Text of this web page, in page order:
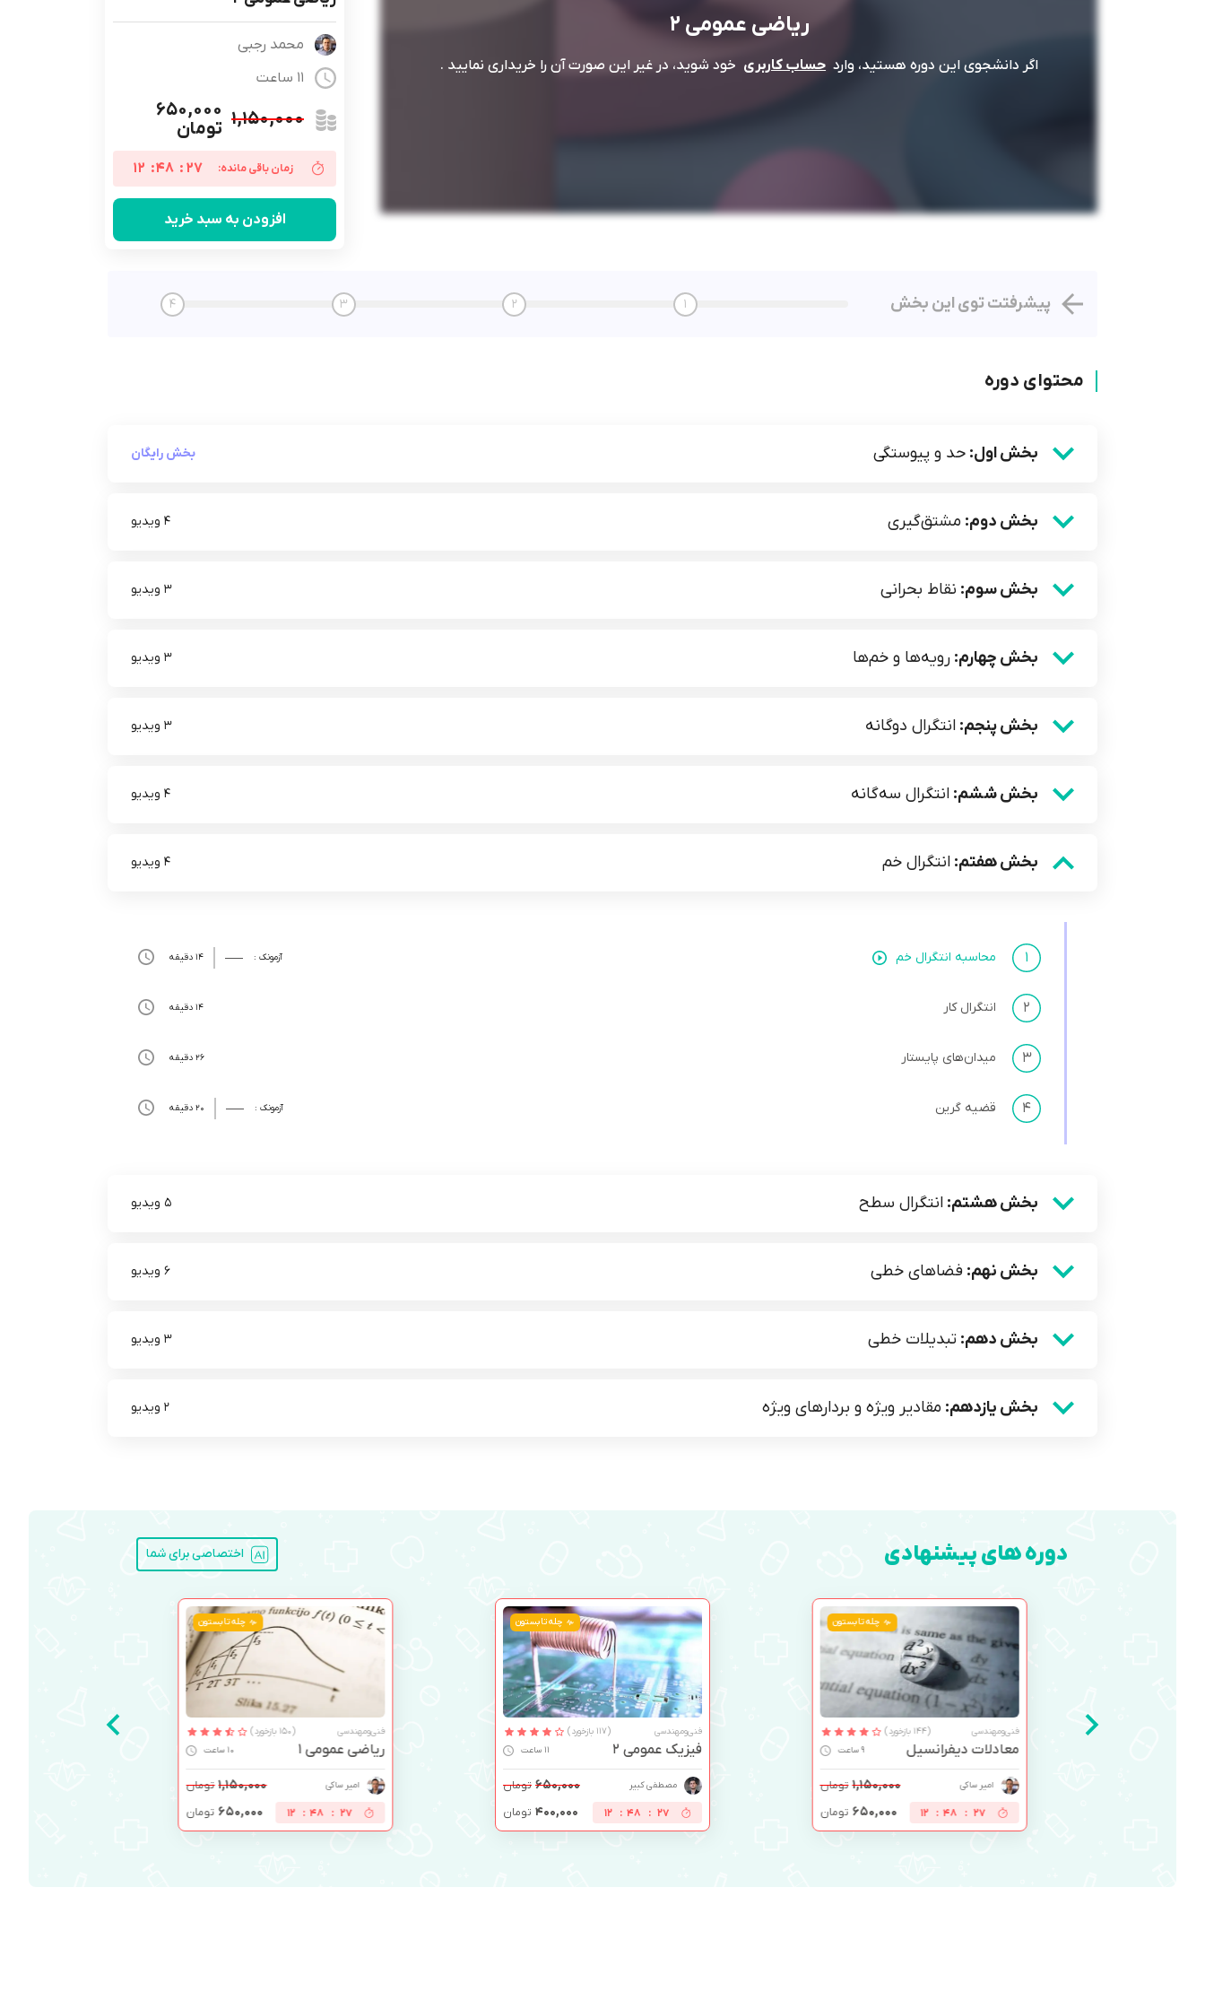
ریاضی عمومی 2
اگر دانشجوی این دوره هستید، وارد حساب کاربری خود شوید، در غیر این صورت آن را خریداری نمایید .
محمد رجبی
11 ساعت
۱,۱۵۰,۰۰۰ ۶۵۰,۰۰۰
تومان
زمان باقی مانده: 26
:
48
:
12
افزودن به سبد خرید
پیشرفتت توی این بخش 1
2
3
4
محتوای دوره
بخش اول: حد و پیوستگی بخش رایگان
بخش دوم: مشتق‌گیری 4 ویدیو
بخش سوم: نقاط بحرانی 3 ویدیو
بخش چهارم: رویه‌ها و خم‌ها 3 ویدیو
بخش پنجم: انتگرال دوگانه 3 ویدیو
بخش ششم: انتگرال سه‌گانه 4 ویدیو
بخش هفتم: انتگرال خم 4 ویدیو
۱ محاسبه انتگرال خم آزمونک : 14 دقیقه
۲ انتگرال کار 14 دقیقه
۳ میدان‌های پایستار 26 دقیقه
۴ قضیه گرین آزمونک : 20 دقیقه
بخش هشتم: انتگرال سطح 5 ویدیو
بخش نهم: فضاهای خطی 6 ویدیو
بخش دهم: تبدیلات خطی 3 ویدیو
بخش یازدهم: مقادیر ویژه و بردار‌های ویژه 2 ویدیو
دوره های پیشنهادی اختصاصی برای شما
چله تابستون
فنی‌ومهندسی (144 بازخورد)
معادلات دیفرانسیل 9 ساعت
امیر ساکی ۱,۱۵۰,۰۰۰ تومان
26
:
48
:
12 ۶۵۰,۰۰۰ تومان
چله تابستون
فنی‌ومهندسی (117 بازخورد)
فیزیک عمومی 2 11 ساعت
مصطفی کبیر ۶۵۰,۰۰۰ تومان
26
:
48
:
12 ۴۰۰,۰۰۰ تومان
چله تابستون
فنی‌ومهندسی (150 بازخورد)
ریاضی عمومی 1 10 ساعت
امیر ساکی ۱,۱۵۰,۰۰۰ تومان
26
:
48
:
12 ۶۵۰,۰۰۰ تومان